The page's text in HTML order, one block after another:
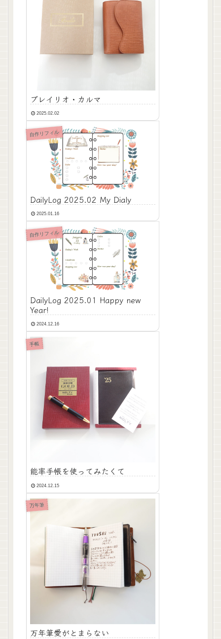
ブレイリオ・カルマ
2025.02.02
自作リフィル
DailyLog 2025.02 My Dialy
2025.01.16
自作リフィル
DailyLog 2025.01 Happy new
Year!
2024.12.16
手帳
能率手帳を使ってみたくて
2024.12.15
万年筆
万年筆愛がとまらない